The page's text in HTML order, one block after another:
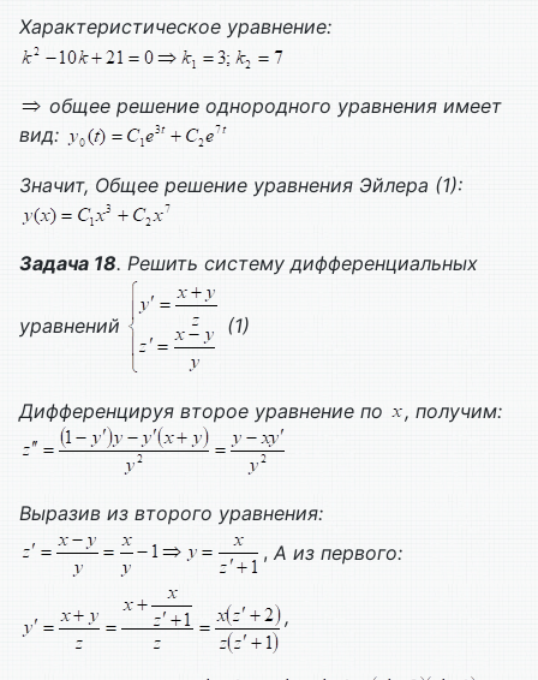
Характеристическое уравнение:
общее решение однородного уравнения имеет
вид:
Значит, Общее решение уравнения Эйлера (1):
Задача 18. Решить систему дифференциальных
уравнений (1)
Дифференцируя второе уравнение по , получим:
Выразив из второго уравнения:
, А из первого:
,